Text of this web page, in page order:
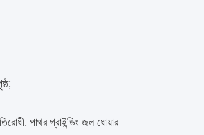
পাথর গ্রাইন্ডিং জল ধোয়ার